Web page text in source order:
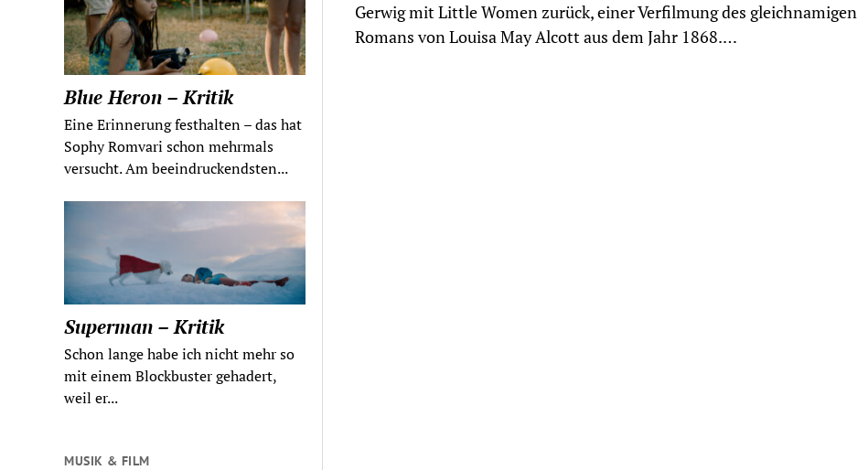
Blue Heron – Kritik
Eine Erinnerung festhalten – das hat
Sophy Romvari schon mehrmals
versucht. Am beeindruckendsten...
Superman – Kritik
Schon lange habe ich nicht mehr so
mit einem Blockbuster gehadert,
weil er...
MUSIK & FILM
Gerwig mit Little Women zurück, einer Verfilmung des gleichnamigen
Romans von Louisa May Alcott aus dem Jahr 1868.…